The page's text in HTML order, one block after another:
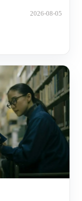
2026-08-05